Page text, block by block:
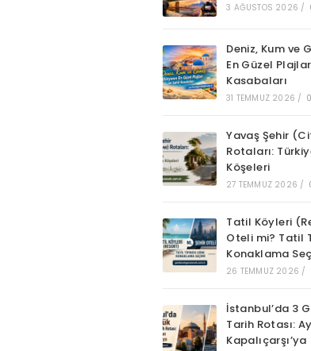
3 AĞUSTOS 2026 /
Deniz, Kum ve
En Güzel
Kasabaları
31 TEMMUZ 2026 /
Yavaş Şehir
Rotaları:
Köşeleri
27 TEMMUZ 2026 /
Tatil Köyleri
Oteli mi? Tatil
Konaklama
26 TEMMUZ 2026 /
İstanbul’da 3
Tarih Rotası:
Kapalıçarşı’ya